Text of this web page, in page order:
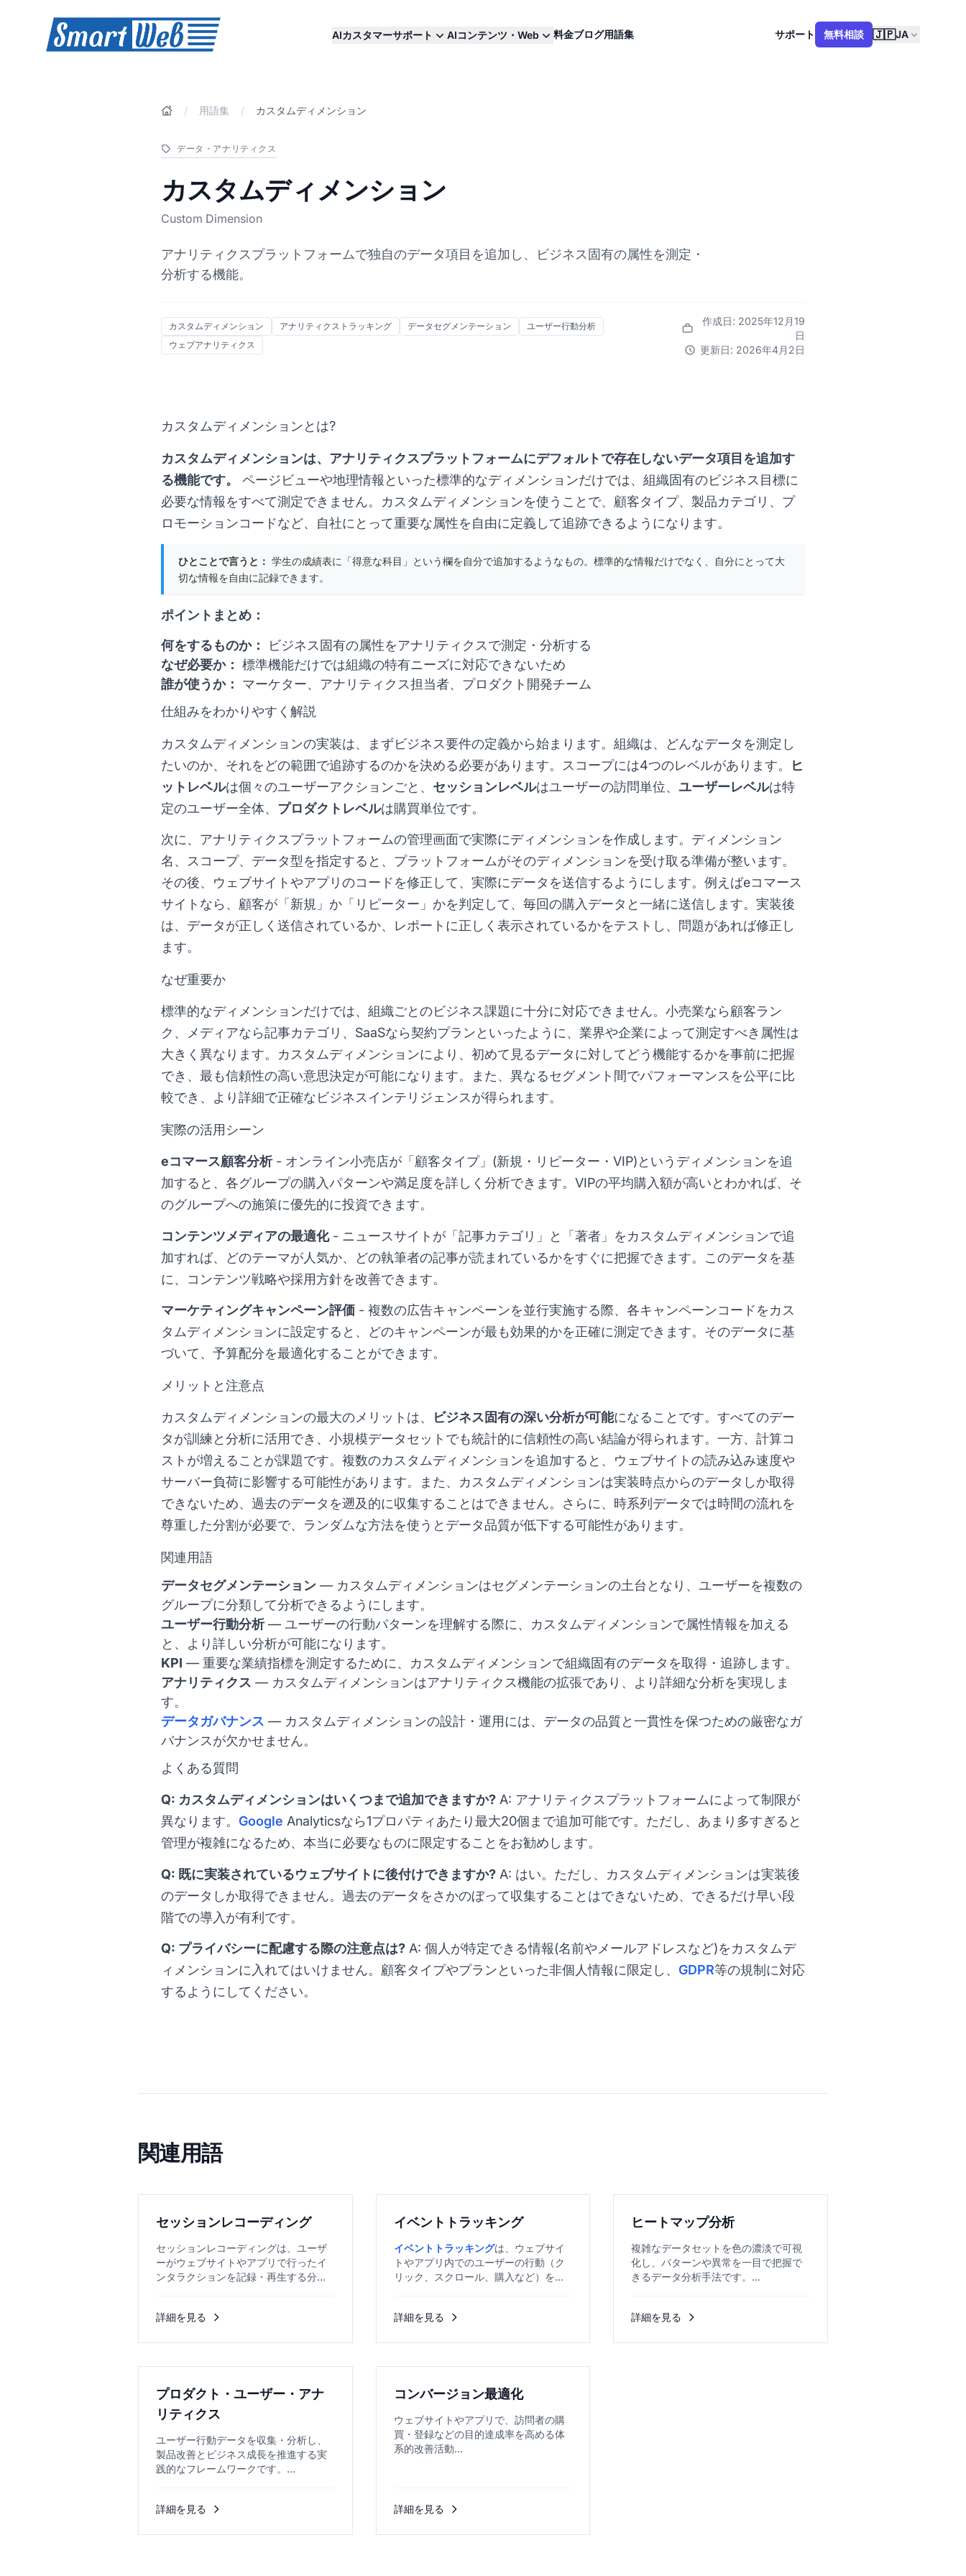
SmartWeb
AIカスタマーサポート AIコンテンツ・Web 料金ブログ用語集 サポート 無料相談 🇯🇵JA
/ 用語集 / カスタムディメンション
データ・アナリティクス
カスタムディメンション
Custom Dimension
アナリティクスプラットフォームで独自のデータ項目を追加し、ビジネス固有の属性を測定・
分析する機能。
カスタムディメンション アナリティクストラッキング データセグメンテーション
ユーザー行動分析
ウェブアナリティクス
作成日: 2025年12月19
日
更新日: 2026年4月2日
カスタムディメンションとは?
カスタムディメンションは、アナリティクスプラットフォームにデフォルトで存在しないデータ項目を追加す
る機能です。
ページビューや地理情報といった標準的なディメンションだけでは、組織固有のビジネス目標に
必要な情報をすべて測定できません。カスタムディメンションを使うことで、顧客タイプ、製品カテゴリ、プ
ロモーションコードなど、自社にとって重要な属性を自由に定義して追跡できるようになります。
ひとことで言うと： 学生の成績表に「得意な科目」という欄を自分で追加するようなもの。標準的な情報だけでなく、自分にとって大
切な情報を自由に記録できます。
ポイントまとめ：
何をするものか：
ビジネス固有の属性をアナリティクスで測定・分析する
なぜ必要か： 標準機能だけでは組織の特有ニーズに対応できないため
誰が使うか：
マーケター、アナリティクス担当者、プロダクト開発チーム
仕組みをわかりやすく解説
カスタムディメンションの実装は、まずビジネス要件の定義から始まります。組織は、どんなデータを測定し
たいのか、それをどの範囲で追跡するのかを決める必要があります。スコープには4つのレベルがあります。
ヒ
ットレベルは個々のユーザーアクションごと、 セッションレベルはユーザーの訪問単位、 ユーザーレベルは特
定のユーザー全体、 プロダクトレベルは購買単位です。
次に、アナリティクスプラットフォームの管理画面で実際にディメンションを作成します。ディメンション
名、スコープ、データ型を指定すると、プラットフォームがそのディメンションを受け取る準備が整います。
その後、ウェブサイトやアプリのコードを修正して、実際にデータを送信するようにします。例えばeコマース
サイトなら、顧客が「新規」か「リピーター」かを判定して、毎回の購入データと一緒に送信します。実装後
は、データが正しく送信されているか、レポートに正しく表示されているかをテストし、問題があれば修正し
ます。
なぜ重要か
標準的なディメンションだけでは、組織ごとのビジネス課題に十分に対応できません。小売業なら顧客ラン
ク、メディアなら記事カテゴリ、SaaSなら契約プランといったように、業界や企業によって測定すべき属性は
大きく異なります。カスタムディメンションにより、初めて見るデータに対してどう機能するかを事前に把握
でき、最も信頼性の高い意思決定が可能になります。また、異なるセグメント間でパフォーマンスを公平に比
較でき、より詳細で正確なビジネスインテリジェンスが得られます。
実際の活用シーン
eコマース顧客分析- オンライン小売店が「顧客タイプ」(新規・リピーター・VIP)というディメンションを追
加すると、各グループの購入パターンや満足度を詳しく分析できます。VIPの平均購入額が高いとわかれば、そ
のグループへの施策に優先的に投資できます。
コンテンツメディアの最適化- ニュースサイトが「記事カテゴリ」と「著者」をカスタムディメンションで追
加すれば、どのテーマが人気か、どの執筆者の記事が読まれているかをすぐに把握できます。このデータを基
に、コンテンツ戦略や採用方針を改善できます。
マーケティングキャンペーン評価 - 複数の広告キャンペーンを並行実施する際、各キャンペーンコードをカス
タムディメンションに設定すると、どのキャンペーンが最も効果的かを正確に測定できます。そのデータに基
づいて、予算配分を最適化することができます。
メリットと注意点
カスタムディメンションの最大のメリットは、 ビジネス固有の深い分析が可能になることです。すべてのデー
タが訓練と分析に活用でき、小規模データセットでも統計的に信頼性の高い結論が得られます。一方、計算コ
ストが増えることが課題です。複数のカスタムディメンションを追加すると、ウェブサイトの読み込み速度や
サーバー負荷に影響する可能性があります。また、カスタムディメンションは実装時点からのデータしか取得
できないため、過去のデータを遡及的に収集することはできません。さらに、時系列データでは時間の流れを
尊重した分割が必要で、ランダムな方法を使うとデータ品質が低下する可能性があります。
関連用語
データセグメンテーション — カスタムディメンションはセグメンテーションの土台となり、ユーザーを複数の
グループに分類して分析できるようにします。
ユーザー行動分析— ユーザーの行動パターンを理解する際に、カスタムディメンションで属性情報を加える
と、より詳しい分析が可能になります。
KPI — 重要な業績指標を測定するために、カスタムディメンションで組織固有のデータを取得・追跡します。
アナリティクス — カスタムディメンションはアナリティクス機能の拡張であり、より詳細な分析を実現しま
す。
データガバナンス — カスタムディメンションの設計・運用には、データの品質と一貫性を保つための厳密なガ
バナンスが欠かせません。
よくある質問
Q: カスタムディメンションはいくつまで追加できますか? A: アナリティクスプラットフォームによって制限が
異なります。 Google Analyticsなら1プロパティあたり最大20個まで追加可能です。ただし、あまり多すぎると
管理が複雑になるため、本当に必要なものに限定することをお勧めします。
Q: 既に実装されているウェブサイトに後付けできますか? A: はい。ただし、カスタムディメンションは実装後
のデータしか取得できません。過去のデータをさかのぼって収集することはできないため、できるだけ早い段
階での導入が有利です。
Q: プライバシーに配慮する際の注意点は? A: 個人が特定できる情報(名前やメールアドレスなど)をカスタムデ
ィメンションに入れてはいけません。顧客タイプやプランといった非個人情報に限定し、 GDPR等の規制に対応
するようにしてください。
関連用語
セッションレコーディング
セッションレコーディングは、ユーザ
ーがウェブサイトやアプリで行ったイ
ンタラクションを記録・再生する分析
詳細を見る
イベントトラッキング
イベントトラッキングは、ウェブサイ
トやアプリ内でのユーザーの行動（ク
リック、スクロール、購入など）を個
詳細を見る
ヒートマップ分析
複雑なデータセットを色の濃淡で可視
化し、パターンや異常を一目で把握で
きるデータ分析手法です。...
詳細を見る
プロダクト・ユーザー・アナ
リティクス
ユーザー行動データを収集・分析し、
製品改善とビジネス成長を推進する実
践的なフレームワークです。...
詳細を見る
コンバージョン最適化
ウェブサイトやアプリで、訪問者の購
買・登録などの目的達成率を高める体
系的改善活動...
詳細を見る